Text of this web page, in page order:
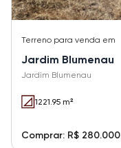
Terreno para venda em
Jardim Blumenau
Jardim Blumenau
1221.95 m²
Comprar: R$ 280.000